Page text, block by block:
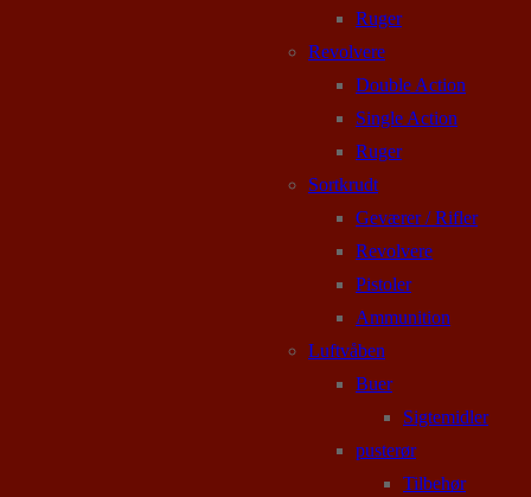
Ruger
Revolvere
Double Action
Single Action
Ruger
Sortkrudt
Geværer / Rifler
Revolvere
Pistoler
Ammunition
Luftvåben
Buer
Sigtemidler
pusterør
Tilbehør